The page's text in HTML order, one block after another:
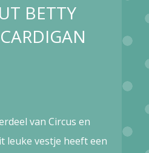
BETTY
van Circus en
leuke vestje heeft een